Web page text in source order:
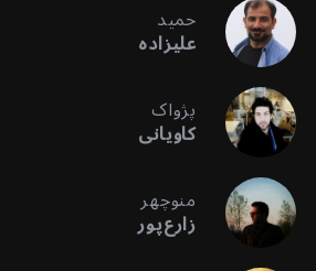
حمید
علیزاده
پژواک
کاویانی
منوچهر
زارع‌پور